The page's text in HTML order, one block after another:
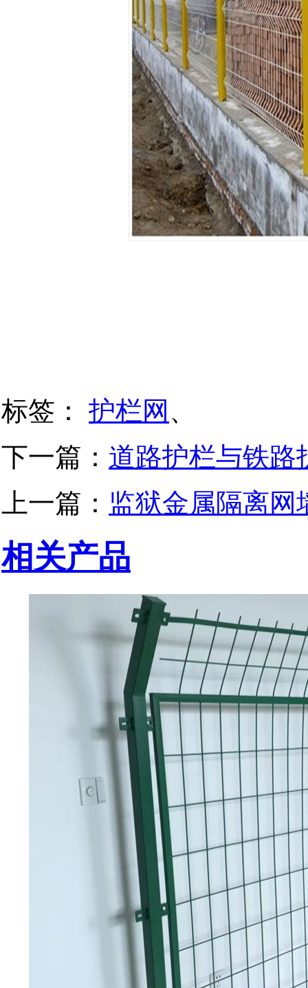
标签： 护栏网 、
下一篇： 道路护栏与铁路
上一篇： 监狱金属隔离网
相关产品